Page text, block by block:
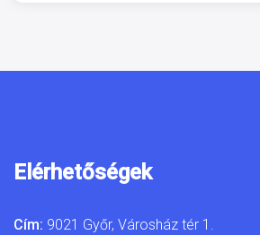
Elérhetőségek
Cím: 9021 Győr, Városház tér 1.